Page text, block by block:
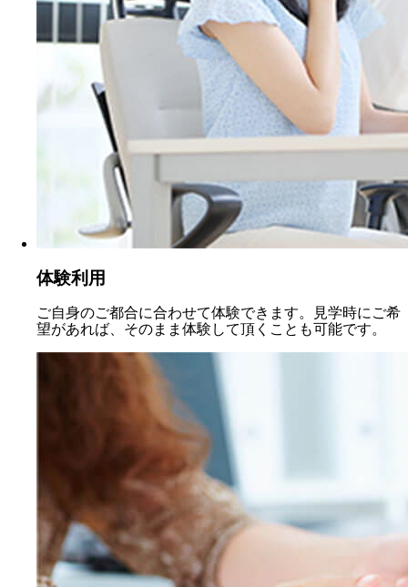
体験利用
ご自身のご都合に合わせて体験できます。見学時にご希
望があれば、そのまま体験して頂くことも可能です。